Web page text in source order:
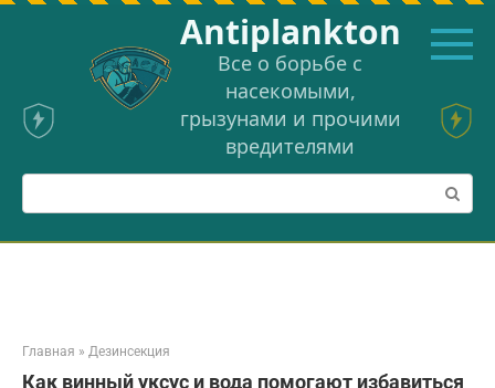
Перейти
Аntiplankton
Все о борьбе с
насекомыми,
грызунами и прочими
вредителями
Поиск:
Главная » Дезинсекция
Как винный уксус и вода помогают избавиться